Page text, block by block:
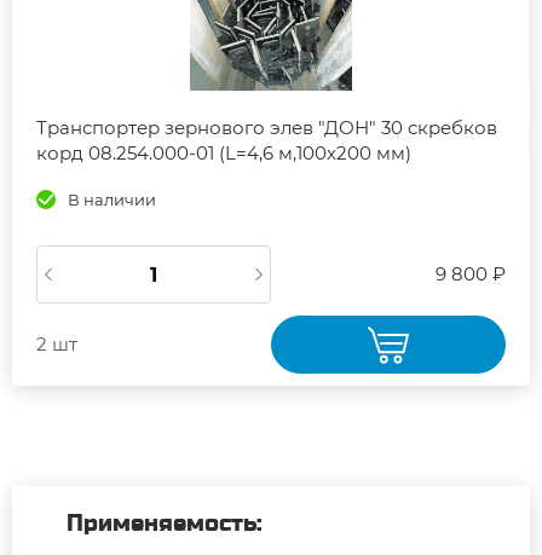
Транспортер зернового элев "ДОН" 30 скребков
корд 08.254.000-01 (L=4,6 м,100х200 мм)
В наличии
9 800 ₽
2 шт
Применяемость: